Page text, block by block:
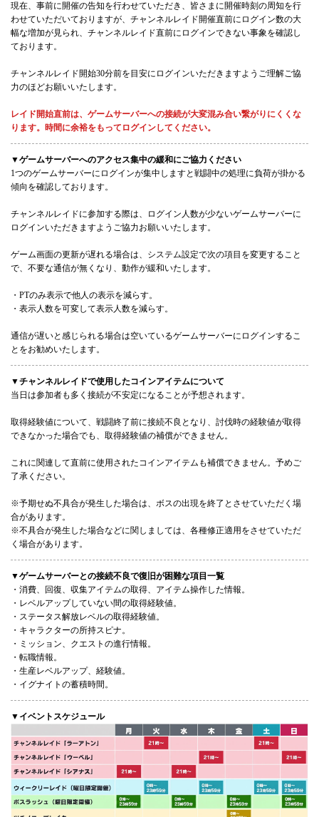
現在、事前に開催の告知を行わせていただき、皆さまに開催時刻の周知を行
わせていただいておりますが、チャンネルレイド開催直前にログイン数の大
幅な増加が見られ、チャンネルレイド直前にログインできない事象を確認し
ております。
チャンネルレイド開始30分前を目安にログインいただきますようご理解ご協
力のほどお願いいたします。
レイド開始直前は、ゲームサーバーへの接続が大変混み合い繋がりにくくな
ります。時間に余裕をもってログインしてください。
▼ゲームサーバーへのアクセス集中の緩和にご協力ください
1つのゲームサーバーにログインが集中しますと戦闘中の処理に負荷が掛かる
傾向を確認しております。
チャンネルレイドに参加する際は、ログイン人数が少ないゲームサーバーに
ログインいただきますようご協力お願いいたします。
ゲーム画面の更新が遅れる場合は、システム設定で次の項目を変更すること
で、不要な通信が無くなり、動作が緩和いたします。
・PTのみ表示で他人の表示を減らす。
・表示人数を可変して表示人数を減らす。
通信が遅いと感じられる場合は空いているゲームサーバーにログインするこ
とをお勧めいたします。
▼チャンネルレイドで使用したコインアイテムについて
当日は参加者も多く接続が不安定になることが予想されます。
取得経験値について、戦闘終了前に接続不良となり、討伐時の経験値が取得
できなかった場合でも、取得経験値の補償ができません。
これに関連して直前に使用されたコインアイテムも補償できません。予めご
了承ください。
※予期せぬ不具合が発生した場合は、ボスの出現を終了とさせていただく場
合があります。
※不具合が発生した場合などに関しましては、各種修正適用をさせていただ
く場合があります。
▼ゲームサーバーとの接続不良で復旧が困難な項目一覧
・消費、回復、収集アイテムの取得、アイテム操作した情報。
・レベルアップしていない間の取得経験値。
・ステータス解放レベルの取得経験値。
・キャラクターの所持スピナ。
・ミッション、クエストの進行情報。
・転職情報。
・生産レベルアップ、経験値。
・イグナイトの蓄積時間。
▼イベントスケジュール